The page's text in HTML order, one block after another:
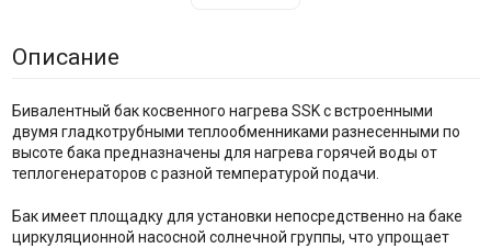
Описание
Бивалентный бак косвенного нагрева SSK с встроенными
двумя гладкотрубными теплообменниками разнесенными по
высоте бака предназначены для нагрева горячей воды от
теплогенераторов с разной температурой подачи.
Бак имеет площадку для установки непосредственно на баке
циркуляционной насосной солнечной группы, что упрощает